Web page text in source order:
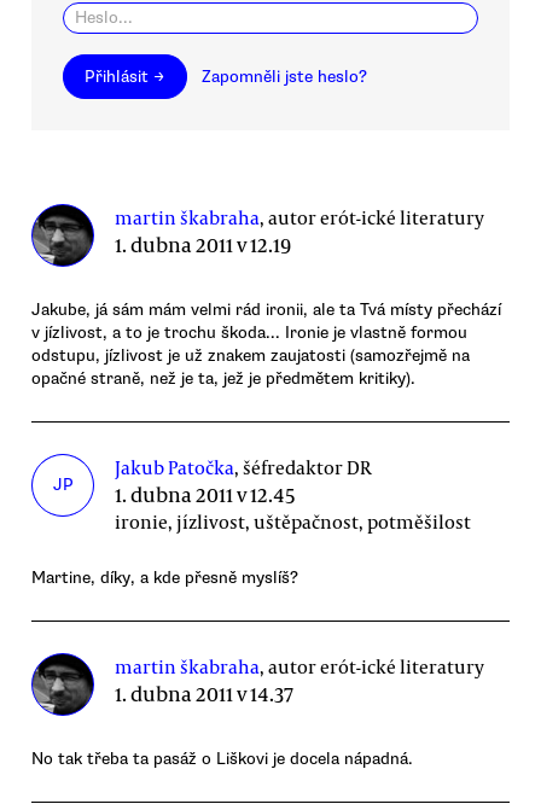
Přihlásit → Zapomněli jste heslo?
martin škabraha, autor erót-ické literatury
1. dubna 2011 v 12.19
Jakube, já sám mám velmi rád ironii, ale ta Tvá místy přechází
v jízlivost, a to je trochu škoda... Ironie je vlastně formou
odstupu, jízlivost je už znakem zaujatosti (samozřejmě na
opačné straně, než je ta, jež je předmětem kritiky).
JP
Jakub Patočka, šéfredaktor DR
1. dubna 2011 v 12.45
ironie, jízlivost, uštěpačnost, potměšilost
Martine, díky, a kde přesně myslíš?
martin škabraha, autor erót-ické literatury
1. dubna 2011 v 14.37
No tak třeba ta pasáž o Liškovi je docela nápadná.